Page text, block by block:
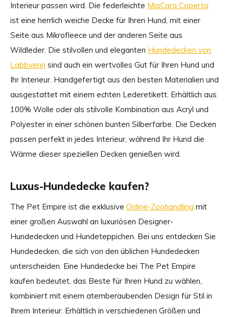
Interieur passen wird. Die federleichte MiaCara Coperta
ist eine herrlich weiche Decke für Ihren Hund, mit einer
Seite aus Mikrofleece und der anderen Seite aus
Wildleder. Die stilvollen und eleganten Hundedecken von
Labbvenn sind auch ein wertvolles Gut für Ihren Hund und
Ihr Interieur. Handgefertigt aus den besten Materialien und
ausgestattet mit einem echten Lederetikett. Erhältlich aus
100% Wolle oder als stilvolle Kombination aus Acryl und
Polyester in einer schönen bunten Silberfarbe. Die Decken
passen perfekt in jedes Interieur, während Ihr Hund die
Wärme dieser speziellen Decken genießen wird.
Luxus-Hundedecke kaufen?
The Pet Empire ist die exklusive Online-Zoohandling mit
einer großen Auswahl an luxuriösen Designer-
Hundedecken und Hundeteppichen. Bei uns entdecken Sie
Hundedecken, die sich von den üblichen Hundedecken
unterscheiden. Eine Hundedecke bei The Pet Empire
kaufen bedeutet, das Beste für Ihren Hund zu wählen,
kombiniert mit einem atemberaubenden Design für Stil in
Ihrem Interieur. Erhältlich in verschiedenen Größen und